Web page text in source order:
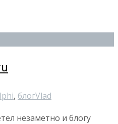
, блогVlad
незаметно и блогу